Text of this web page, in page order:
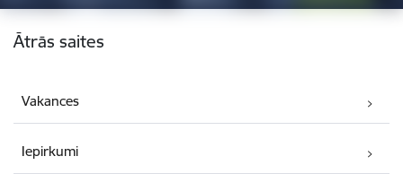
Kājene
Ātrās saites
Vakances
Iepirkumi